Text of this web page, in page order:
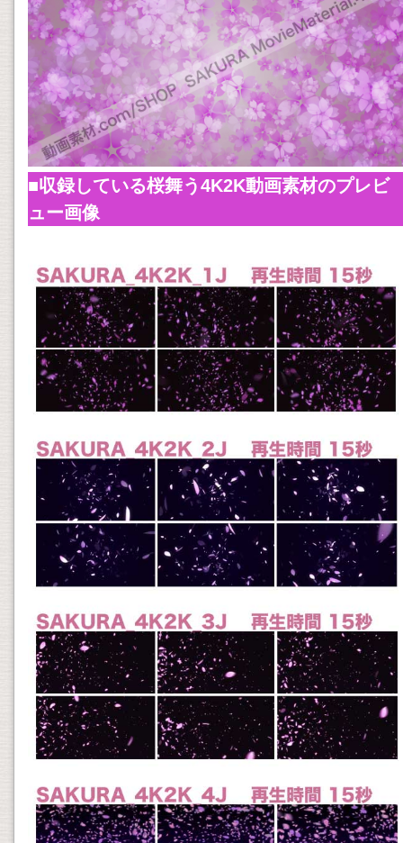
■収録している桜舞う4K2K動画素材のプレビ
ュー画像